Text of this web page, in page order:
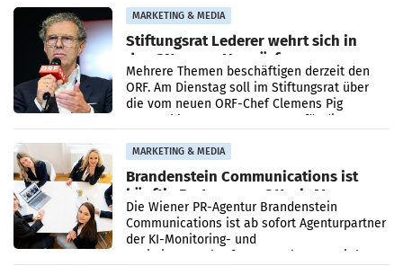
verdoppelte (+102
MARKETING & MEDIA
Stiftungsrat Lederer wehrt sich in
den SN gegen Vorwürfe
Mehrere Themen beschäftigen derzeit den
ORF. Am Dienstag soll im Stiftungsrat über
die vom neuen ORF-Chef Clemens Pig
vorgeschlagenen Besetzungen für die
MARKETING & MEDIA
Brandenstein Communications ist
künftig Partner von OtterlyAI
Die Wiener PR-Agentur Brandenstein
Communications ist ab sofort Agenturpartner
der KI-Monitoring- und
Optimierungsplattform OtterlyAI. Damit baut